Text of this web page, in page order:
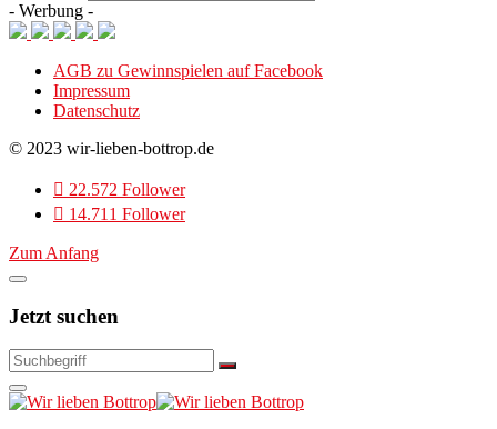
- Werbung -
AGB zu Gewinnspielen auf Facebook
Impressum
Datenschutz
© 2023 wir-lieben-bottrop.de
22.572 Follower
14.711 Follower
Zum Anfang
Jetzt suchen